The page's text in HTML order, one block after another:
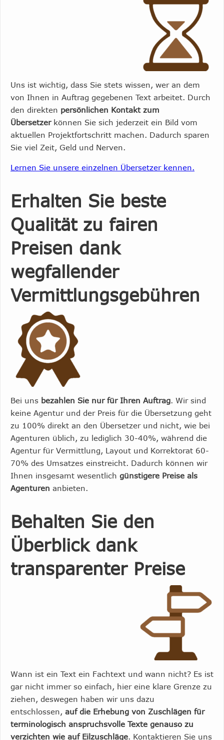
Uns ist wichtig, dass Sie stets wissen, wer an dem
von Ihnen in Auftrag gegebenen Text arbeitet. Durch
den direkten persönlichen Kontakt zum
Übersetzerkönnen Sie sich jederzeit ein Bild vom
aktuellen Projektfortschritt machen. Dadurch sparen
Sie viel Zeit, Geld und Nerven.
Lernen Sie unsere einzelnen Übersetzer kennen.
Erhalten Sie beste
Qualität zu fairen
Preisen dank
wegfallender
Vermittlungsgebühren
Bei uns bezahlen Sie nur für Ihren Auftrag. Wir sind
keine Agentur und der Preis für die Übersetzung geht
zu 100% direkt an den Übersetzer und nicht, wie bei
Agenturen üblich, zu lediglich 30-40%, während die
Agentur für Vermittlung, Layout und Korrektorat 60-
70% des Umsatzes einstreicht. Dadurch können wir
Ihnen insgesamt wesentlich günstigere Preise als
Agenturen anbieten.
Behalten Sie den
Überblick dank
transparenter Preise
Wann ist ein Text ein Fachtext und wann nicht? Es ist
gar nicht immer so einfach, hier eine klare Grenze zu
ziehen, deswegen haben wir uns dazu
entschlossen, auf die Erhebung von Zuschlägen für
terminologisch anspruchsvolle Texte genauso zu
verzichten wie auf Eilzuschläge. Kontaktieren Sie uns